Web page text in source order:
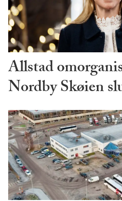
Allstad
Nordby Skøien